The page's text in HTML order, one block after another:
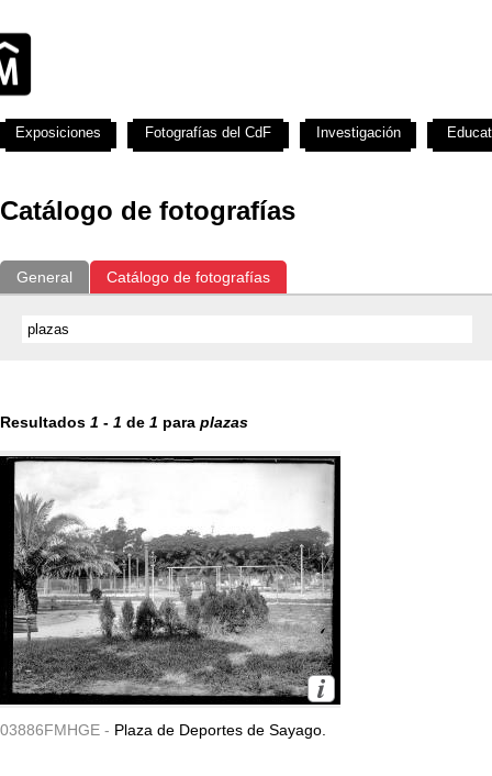
Catálogo de fotografías
General Catálogo de fotografías
Resultados 1 - 1 de 1 para plazas
03886FMHGE - Plaza de Deportes de Sayago.
Exposiciones Fotografías del CdF Investigación